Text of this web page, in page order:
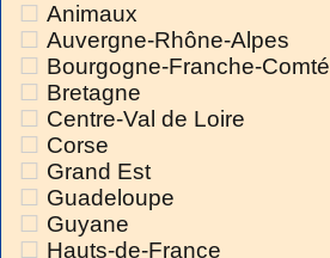
Animaux
Auvergne-Rhône-Alpes
Bourgogne-Franche-Comté
Bretagne
Centre-Val de Loire
Corse
Grand Est
Guadeloupe
Guyane
Hauts-de-France